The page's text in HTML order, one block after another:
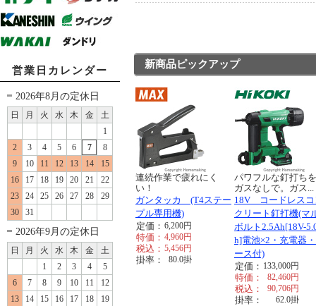
営業日カレンダー
2026年8月の定休日
日 月 火 水 木 金
土
1
2
3 4 5 6 7
8
9
10 11 12 13 14
15
16
17 18 19 20 21
22
23
24 25 26 27 28
29
30
31
2026年9月の定休日
日 月 火 水 木 金
土
1
2 3 4
5
6
7 8 9 10 11
12
13
14 15 16 17 18
19
新商品ピックアップ
連続作業で疲れにく
い！
ガンタッカ (T4ステー
プル専用機)
定価： 6,200円
特価： 4,960円
税込： 5,456円
掛率： 80.0掛
パワフルな釘打ち
ガスなしで。ガス...
18V コードレスコ
クリート釘打機(マ
ボルト2.5Ah[18V-
h]電池×2・充電器
ース付)
定価： 133,000円
特価： 82,460円
税込： 90,706円
掛率： 62.0掛